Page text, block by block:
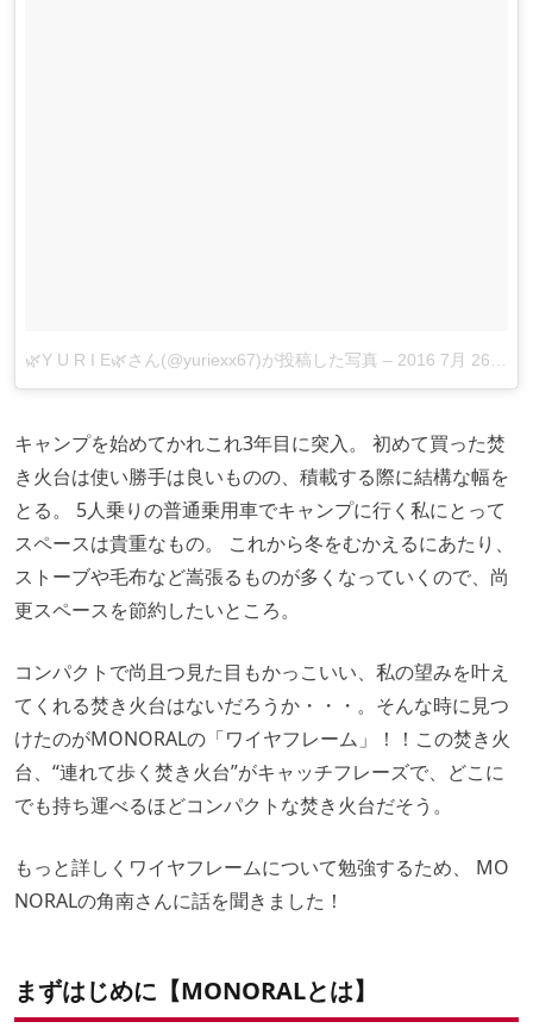
🌿Y U R I E🌿さん(@yuriexx67)が投稿した写真 – 2016 7月 26 8:33午後 PDT
キャンプを始めてかれこれ3年目に突入。 初めて買った焚
き火台は使い勝手は良いものの、積載する際に結構な幅を
とる。 5人乗りの普通乗用車でキャンプに行く私にとって
スペースは貴重なもの。 これから冬をむかえるにあたり、
ストーブや毛布など嵩張るものが多くなっていくので、尚
更スペースを節約したいところ。
コンパクトで尚且つ見た目もかっこいい、私の望みを叶え
てくれる焚き火台はないだろうか・・・。そんな時に見つ
けたのがMONORALの「ワイヤフレーム」！！この焚き火
台、“連れて歩く焚き火台”がキャッチフレーズで、どこに
でも持ち運べるほどコンパクトな焚き火台だそう。
もっと詳しくワイヤフレームについて勉強するため、 MO
NORALの角南さんに話を聞きました！
まずはじめに【MONORALとは】